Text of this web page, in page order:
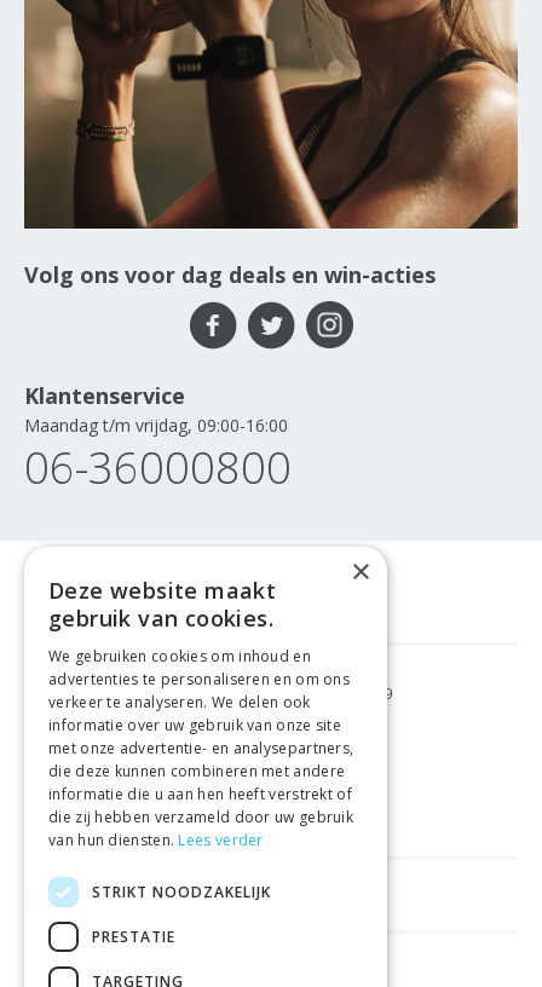
Volg ons voor dag deals en win-acties
Klantenservice
Maandag t/m vrijdag, 09:00-16:00
06-36000800
GRATIS VERZENDING VANAF €99
GEMAKKELIJKRETOURNEREN
LAAGSTEPRIJSGARANTIE
HANDIGE LINKS
WINKELS IN ANDERE LANDEN
×
Deze website maakt
gebruik van cookies.
We gebruiken cookies om inhoud en
advertenties te personaliseren en om ons
verkeer te analyseren. We delen ook
informatie over uw gebruik van onze site
met onze advertentie- en analysepartners,
die deze kunnen combineren met andere
informatie die u aan hen heeft verstrekt of
die zij hebben verzameld door uw gebruik
van hun diensten. Lees verder
STRIKT NOODZAKELIJK
PRESTATIE
TARGETING